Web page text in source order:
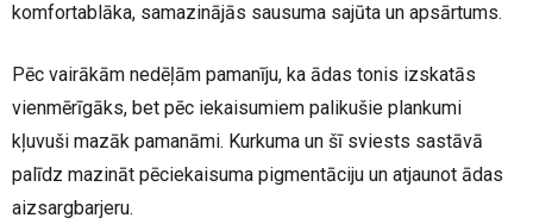
komfortablāka, samazinājās sausuma sajūta un apsārtums.
Pēc vairākām nedēļām pamanīju, ka ādas tonis izskatās
vienmērīgāks, bet pēc iekaisumiem palikušie plankumi
kļuvuši mazāk pamanāmi. Kurkuma un šī sviests sastāvā
palīdz mazināt pēciekaisuma pigmentāciju un atjaunot ādas
aizsargbarjeru.